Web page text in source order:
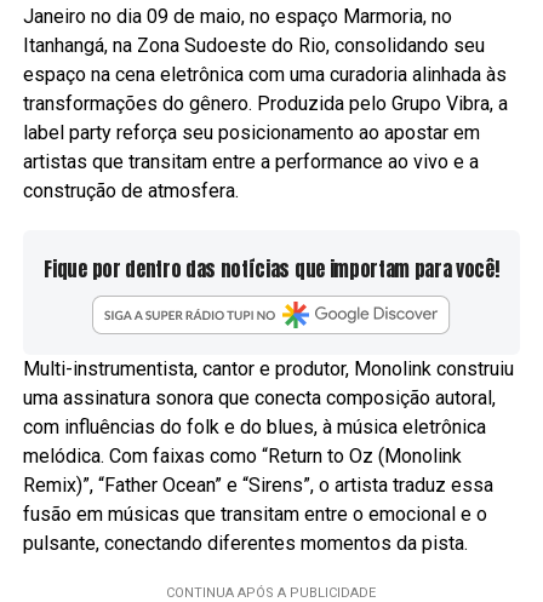
Janeiro no dia 09 de maio, no espaço Marmoria, no
Itanhangá, na Zona Sudoeste do Rio, consolidando seu
espaço na cena eletrônica com uma curadoria alinhada às
transformações do gênero. Produzida pelo Grupo Vibra, a
label party reforça seu posicionamento ao apostar em
artistas que transitam entre a performance ao vivo e a
construção de atmosfera.
Fique por dentro das notícias que importam para você!
Multi-instrumentista, cantor e produtor, Monolink construiu
uma assinatura sonora que conecta composição autoral,
com influências do folk e do blues, à música eletrônica
melódica. Com faixas como “Return to Oz (Monolink
Remix)”, “Father Ocean” e “Sirens”, o artista traduz essa
fusão em músicas que transitam entre o emocional e o
pulsante, conectando diferentes momentos da pista.